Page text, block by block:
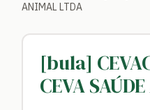
ANIMAL LTDA
[bula]
CEVA